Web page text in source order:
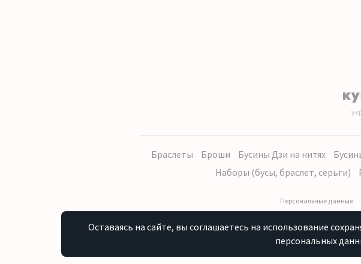
Браслеты Броши Бусины Дзи на нитях
Наборы (бусы, браслет, серьги)
Персональные данные
Оставаясь на сайте, вы соглашаетесь на использование
персональных